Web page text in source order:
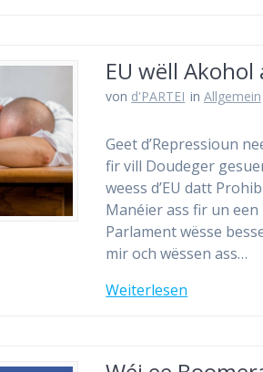
EU wëll
von d'PARTEI in Allgemein
Geet d’Repressioun
fir vill Doudeger
weess d’EU datt
Manéier ass fir un
Parlament wësse
mir och wëssen ass…
Weiterlesen